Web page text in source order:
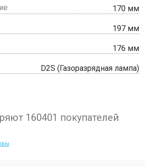
170 мм
197 мм
176 мм
D2S (Газоразрядная лампа)
160401 покупателей